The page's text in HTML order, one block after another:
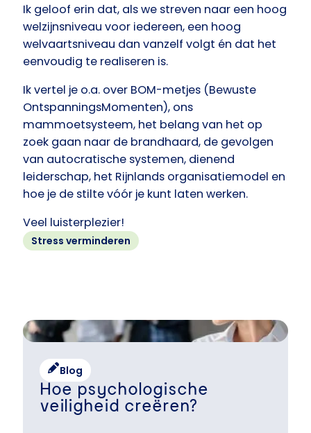
Ik geloof erin dat, als we streven naar een hoog
welzijnsniveau voor iedereen, een hoog
welvaartsniveau dan vanzelf volgt én dat het
eenvoudig te realiseren is.
Ik vertel je o.a. over BOM-metjes (Bewuste
OntspanningsMomenten), ons
mammoetsysteem, het belang van het op
zoek gaan naar de brandhaard, de gevolgen
van autocratische systemen, dienend
leiderschap, het Rijnlands organisatiemodel en
hoe je de stilte vóór je kunt laten werken.
Veel luisterplezier!
Stress verminderen
Blog
Hoe psychologische
veiligheid creëren?